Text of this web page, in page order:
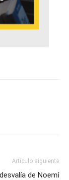
Artículo siguiente
de Noemí